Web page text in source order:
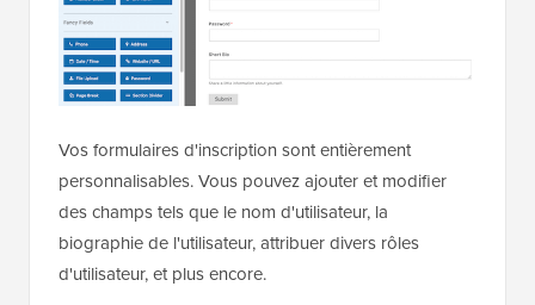
Vos formulaires d'inscription sont entièrement
personnalisables. Vous pouvez ajouter et modifier
des champs tels que le nom d'utilisateur, la
biographie de l'utilisateur, attribuer divers rôles
d'utilisateur, et plus encore.